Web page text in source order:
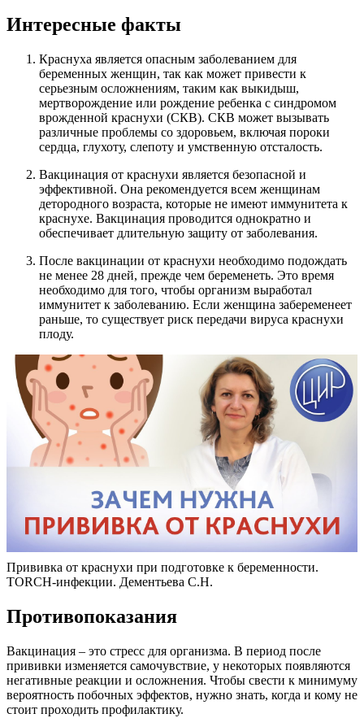
Интересные факты
Краснуха является опасным заболеванием для
беременных женщин, так как может привести к
серьезным осложнениям, таким как выкидыш,
мертворождение или рождение ребенка с синдромом
врожденной краснухи (СКВ). СКВ может вызывать
различные проблемы со здоровьем, включая пороки
сердца, глухоту, слепоту и умственную отсталость.
Вакцинация от краснухи является безопасной и
эффективной. Она рекомендуется всем женщинам
детородного возраста, которые не имеют иммунитета к
краснухе. Вакцинация проводится однократно и
обеспечивает длительную защиту от заболевания.
После вакцинации от краснухи необходимо подождать
не менее 28 дней, прежде чем беременеть. Это время
необходимо для того, чтобы организм выработал
иммунитет к заболеванию. Если женщина забеременеет
раньше, то существует риск передачи вируса краснухи
плоду.
Прививка от краснухи при подготовке к беременности.
TORCH-инфекции. Дементьева С.Н.
Противопоказания
Вакцинация – это стресс для организма. В период после
прививки изменяется самочувствие, у некоторых появляются
негативные реакции и осложнения. Чтобы свести к минимуму
вероятность побочных эффектов, нужно знать, когда и кому не
стоит проходить профилактику.